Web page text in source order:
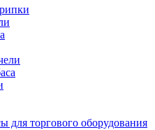
для торгового оборудования